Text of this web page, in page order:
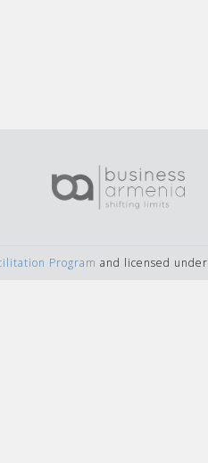
Program and licensed under